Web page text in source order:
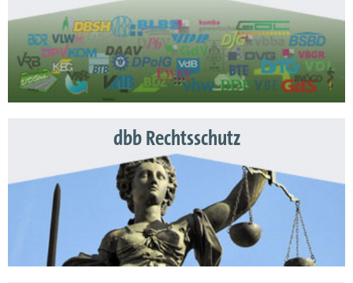
dbb Rechtsschutz